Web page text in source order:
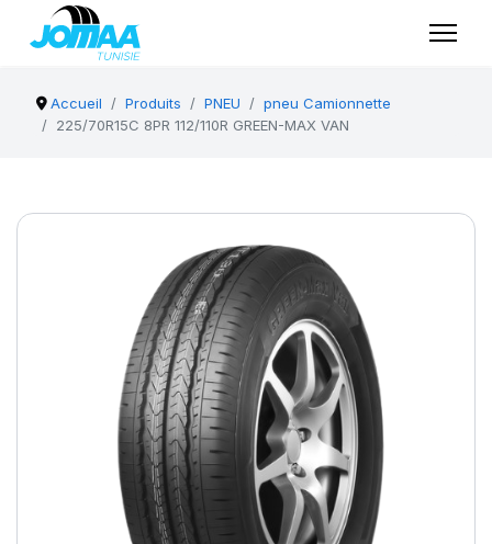
Accueil Produits PNEU
pneu Camionnette
225/70R15C 8PR 112/110R GREEN-MAX VAN